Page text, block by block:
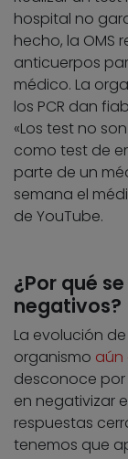
hospital no
hecho, la OMS
anticuerpos
médico. La
los PCR dan
«Los test no
como test de
parte de un
semana el
de YouTube.
¿Por qué
negativos?
La evolución
organismo aún
desconoce
en negativizar
respuestas
tenemos que